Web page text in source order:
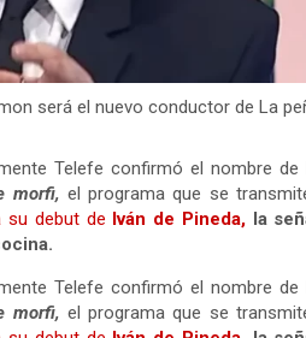
será el nuevo conductor de La
Telefe confirmó el nombre de
morfi, el programa que se
su debut de Iván de Pineda,la
Telefe confirmó el nombre de
morfi, el programa que se